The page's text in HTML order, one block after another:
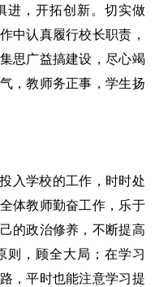
进，开拓创新。切实做
中认真履行校长职责，
思广益搞建设，尽心竭
，教师务正事，学生扬
入学校的工作，时时处
体教师勤奋工作，乐于
的政治修养，不断提高
则，顾全大局；在学习
，平时也能注意学习提